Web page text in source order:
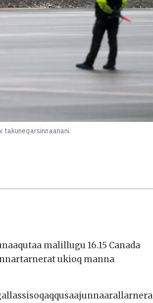
takuneqarsinnaanani.
malillugu 16.15 Canada
ukioq manna